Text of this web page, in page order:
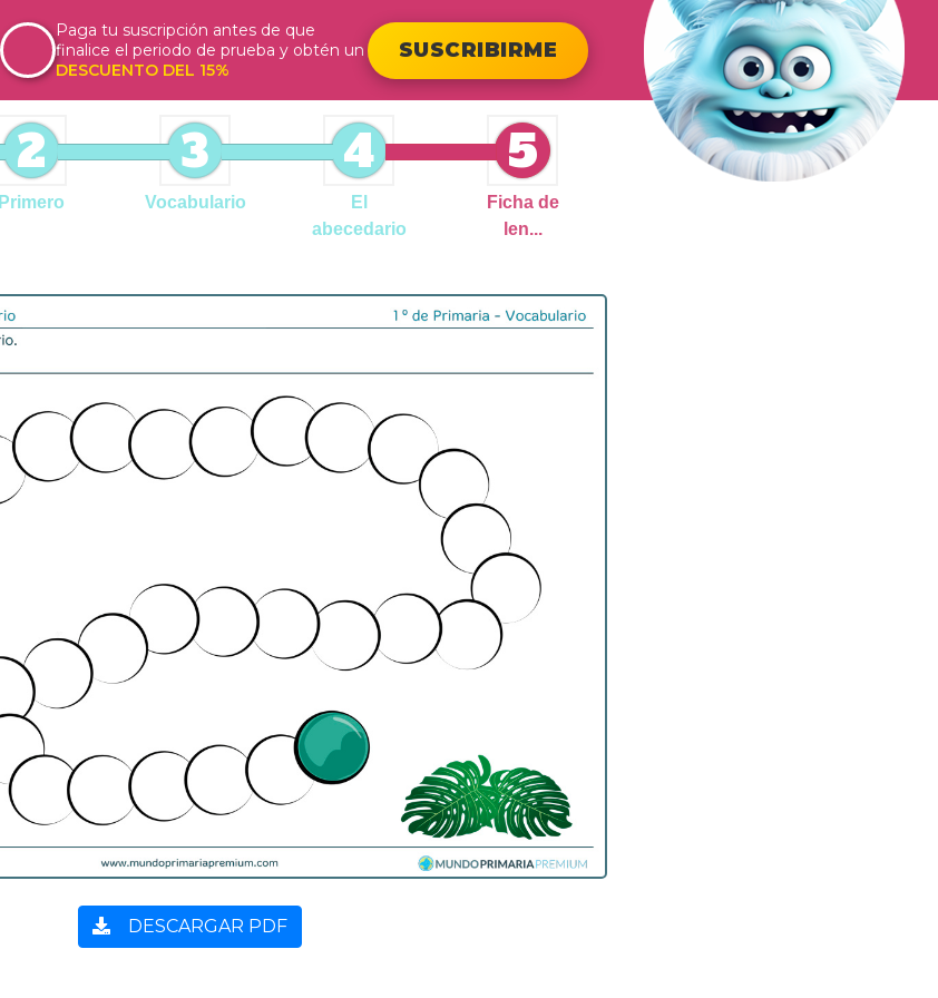
Paga tu suscripción antes de que
finalice el periodo de prueba y obtén un
DESCUENTO DEL 15%
SUSCRIBIRME
2
Primero
3
Vocabulario
4
El
abecedario
5
Ficha de
len...
DESCARGAR PDF